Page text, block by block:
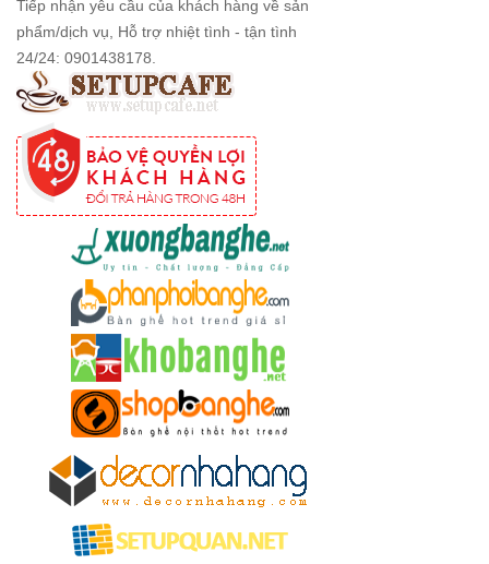
streamer
đẹp giá tốt
tại HCM
Tổng hợp
các mẫu
chân bàn
cafe, chân
bàn decor,
chân bàn
inox, chân
bàn ăn hot
trend 2023
Ghế decor
trong suốt,
ghế xoay
Tiếp nhận yêu cầu của khách hàng về sản
phẩm/dịch vụ, Hỗ trợ nhiệt tình - tận tình
24/24: 0901438178.